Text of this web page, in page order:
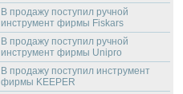
В продажу поступил ручной
инструмент фирмы Fiskars
В продажу поступил ручной
инструмент фирмы Unipro
В продажу поступил инструмент
фирмы KEEPER